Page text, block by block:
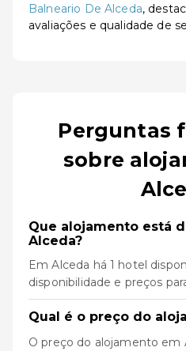
Balneario De Alceda,
avaliações e qualidade de
Perguntas
sobre
Que alojamento está
Alceda?
Em Alceda há 1 hotel
disponibilidade e preços
Qual é o preço do
O preço do alojamento em